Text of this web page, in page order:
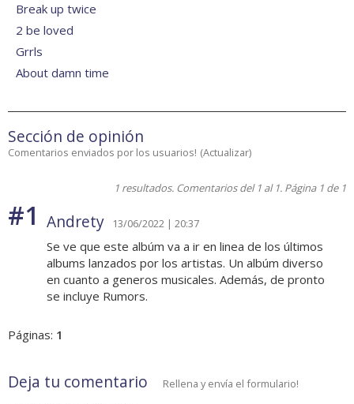
Break up twice
2 be loved
Grrls
About damn time
Sección de opinión
Comentarios enviados por los usuarios! (Actualizar)
1 resultados. Comentarios del 1 al 1. Página 1 de 1
#1 Andrety 13/06/2022 | 20:37
Se ve que este albúm va a ir en linea de los últimos
albums lanzados por los artistas. Un albúm diverso
en cuanto a generos musicales. Además, de pronto
se incluye Rumors.
Páginas: 1
Deja tu comentario Rellena y envía el formulario!